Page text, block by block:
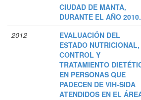
CIUDAD DE MANTA,
DURANTE EL AÑO 2010.
2012
EVALUACIÓN DEL
ESTADO NUTRICIONAL,
CONTROL Y
TRATAMIENTO
EN PERSONAS QUE
PADECEN DE VIH-SIDA
ATENDIDOS EN EL